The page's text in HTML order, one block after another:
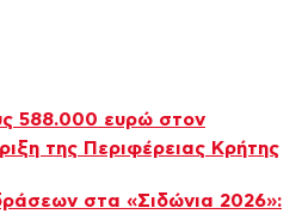
588.000 ευρώ στον
της Περιφέρειας Κρήτης
στα «Σιδώνια 2026»: